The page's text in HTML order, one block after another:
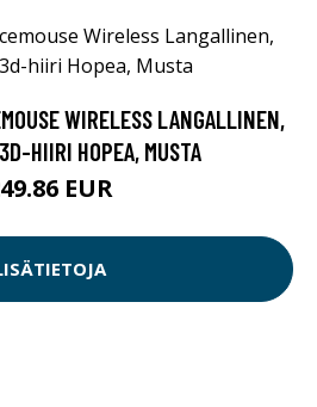
WIRELESS LANGALLINEN,
HIIRI HOPEA, MUSTA
EUR